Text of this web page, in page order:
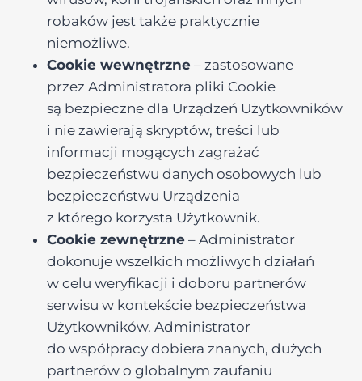
robaków jest także praktycznie
niemożliwe.
Cookie wewnętrzne – zastosowane
przez Administratora pliki Cookie
są bezpieczne dla Urządzeń Użytkowników
i nie zawierają skryptów, treści lub
informacji mogących zagrażać
bezpieczeństwu danych osobowych lub
bezpieczeństwu Urządzenia
z którego korzysta Użytkownik.
Cookie zewnętrzne – Administrator
dokonuje wszelkich możliwych działań
w celu weryfikacji i doboru partnerów
serwisu w kontekście bezpieczeństwa
Użytkowników. Administrator
do współpracy dobiera znanych, dużych
partnerów o globalnym zaufaniu